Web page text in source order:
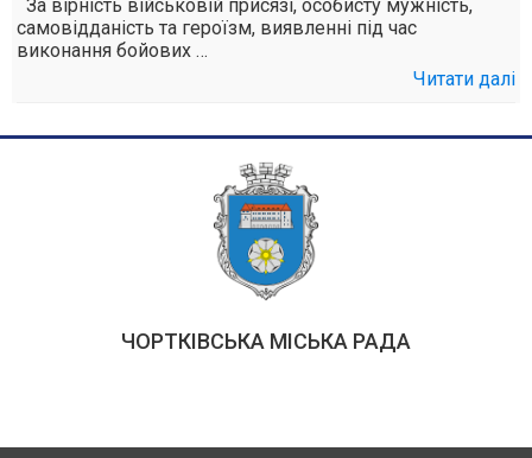
За вірність військовій присязі, особисту мужність,
самовідданість та героїзм, виявленні під час
виконання бойових …
Читати далі
ЧОРТКІВСЬКА МІСЬКА РАДА